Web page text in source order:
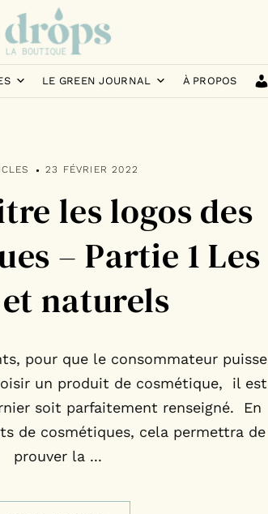
LE GREEN JOURNAL À PROPOS
23 FÉVRIER 2022
les logos des
– Partie 1 Les
naturels
pour que le consommateur puisse
un produit de cosmétique, il est
soit parfaitement renseigné. En
de cosmétiques, cela permettra de
prouver la ...